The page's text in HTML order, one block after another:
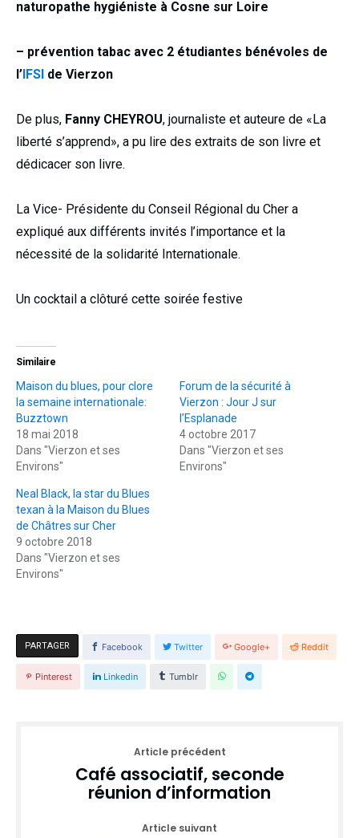
naturopathe hygiéniste à Cosne sur Loire
– prévention tabac avec 2 étudiantes bénévoles de
l’ IFSI de Vierzon
De plus, Fanny CHEYROU, journaliste et auteure de «La
liberté s’apprend», a pu lire des extraits de son livre et
dédicacer son livre.
La Vice- Présidente du Conseil Régional du Cher a
expliqué aux différents invités l’importance et la
nécessité de la solidarité Internationale.
Un cocktail a clôturé cette soirée festive
Similaire
Maison du blues, pour clore
la semaine internationale:
Buzztown
18 mai 2018
Dans "Vierzon et ses
Environs"
Forum de la sécurité à
Vierzon : Jour J sur
l’Esplanade
4 octobre 2017
Dans "Vierzon et ses
Environs"
Neal Black, la star du Blues
texan à la Maison du Blues
de Châtres sur Cher
9 octobre 2018
Dans "Vierzon et ses
Environs"
PARTAGER Facebook Twitter Google+ Reddit
Pinterest Linkedin Tumblr
Article précédent
Café associatif, seconde
réunion d’information
Article suivant